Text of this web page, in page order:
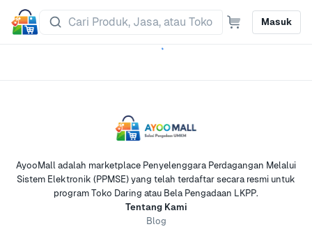
Masuk
AyooMall adalah marketplace Penyelenggara Perdagangan Melalui
Sistem Elektronik (PPMSE) yang telah terdaftar secara resmi untuk
program Toko Daring atau Bela Pengadaan LKPP.
Tentang Kami
Blog